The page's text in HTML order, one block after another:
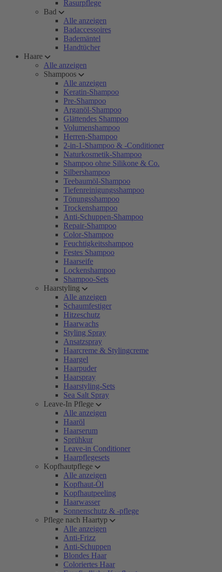
Rasurpflege
Bad
Alle anzeigen
Badaccessoires
Bademäntel
Handtücher
Haare
Alle anzeigen
Shampoos
Alle anzeigen
Keratin-Shampoo
Pre-Shampoo
Arganöl-Shampoo
Glättendes Shampoo
Volumenshampoo
Herren-Shampoo
2-in-1-Shampoo & -Conditioner
Naturkosmetik-Shampoo
Shampoo ohne Silikone & Co.
Silbershampoo
Teebaumöl-Shampoo
Tiefenreinigungsshampoo
Tönungsshampoo
Trockenshampoo
Anti-Schuppen-Shampoo
Repair-Shampoo
Color-Shampoo
Feuchtigkeitsshampoo
Festes Shampoo
Haarseife
Lockenshampoo
Shampoo-Sets
Haarstyling
Alle anzeigen
Schaumfestiger
Hitzeschutz
Haarwachs
Styling Spray
Ansatzspray
Haarcreme & Stylingcreme
Haargel
Haarpuder
Haarspray
Haarstyling-Sets
Sea Salt Spray
Leave-In Pflege
Alle anzeigen
Haaröl
Haarserum
Sprühkur
Leave-in Conditioner
Haarpflegesets
Kopfhautpflege
Alle anzeigen
Kopfhaut-Öl
Kopfhautpeeling
Haarwasser
Sonnenschutz & -pflege
Pflege nach Haartyp
Alle anzeigen
Anti-Frizz
Anti-Schuppen
Blondes Haar
Coloriertes Haar